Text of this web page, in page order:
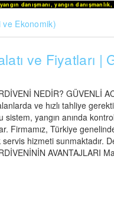
yangın danışmanı,yangın danışmanlık,
ve Ekonomik)
ve Fiyatları |
NEDİR? GÜVENLİ
ve hızlı tahliye
sistem, yangın anında
Firmamız, Türkiye
servis hizmeti sunmaktadır.
AVANTAJLARI